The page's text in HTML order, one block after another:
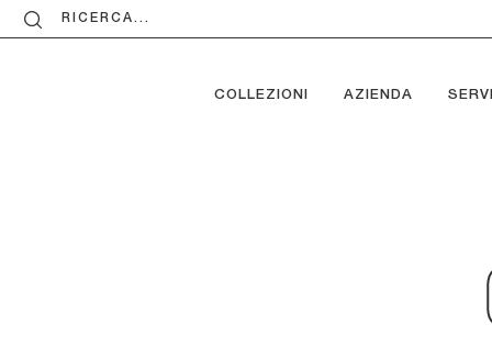
RICERCA...
COLLEZIONI AZIENDA